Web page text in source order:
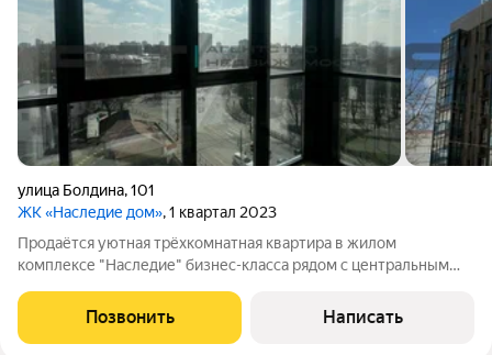
улица Болдина,101
ЖК «Наследие дом», 1 квартал 2023
Продаётся уютная трёхкомнатная квартира в жилом
комплексе "Наследие" бизнес-класса рядом с центральным
является: Развитая инфраструктура, что позволит Вам
комфортно добираться до любой точки города..
Позвонить Написать